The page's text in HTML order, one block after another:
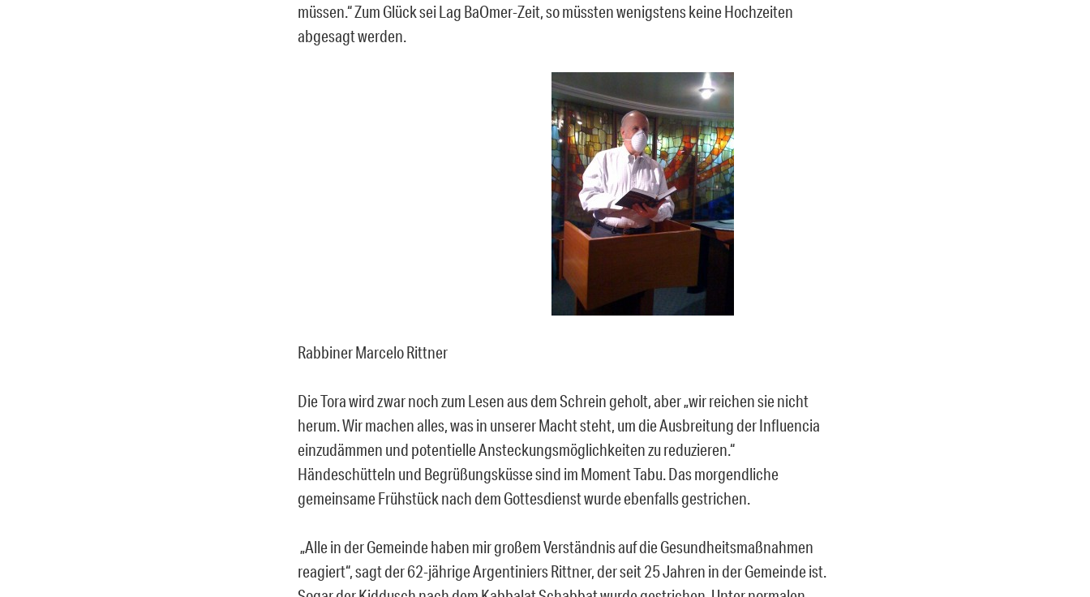
müssen.“ Zum Glück sei Lag BaOmer-Zeit, so müssten wenigstens keine Hochzeiten
abgesagt werden.
Rabbiner Marcelo Rittner
Die Tora wird zwar noch zum Lesen aus dem Schrein geholt, aber „wir reichen sie nicht
herum. Wir machen alles, was in unserer Macht steht, um die Ausbreitung der Influencia
einzudämmen und potentielle Ansteckungsmöglichkeiten zu reduzieren.“
Händeschütteln und Begrüßungsküsse sind im Moment Tabu. Das morgendliche
gemeinsame Frühstück nach dem Gottesdienst wurde ebenfalls gestrichen.
„Alle in der Gemeinde haben mir großem Verständnis auf die Gesundheitsmaßnahmen
reagiert“, sagt der 62-jährige Argentiniers Rittner, der seit 25 Jahren in der Gemeinde ist.